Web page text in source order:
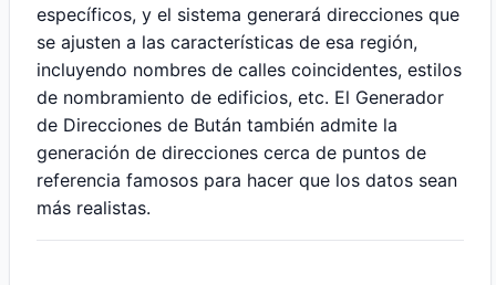
específicos, y el sistema generará direcciones que
se ajusten a las características de esa región,
incluyendo nombres de calles coincidentes, estilos
de nombramiento de edificios, etc. El Generador
de Direcciones de Bután también admite la
generación de direcciones cerca de puntos de
referencia famosos para hacer que los datos sean
más realistas.